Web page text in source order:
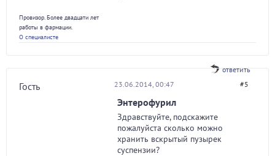
Провизор. Более двадцати лет
работы в фармации.
О специалисте
ответить
Гость 23.06.2014, 00:47 #5
Энтерофурил
Здравствуйте, подскажите
пожалуйста сколько можно
хранить вскрытый пузырек
суспензии?